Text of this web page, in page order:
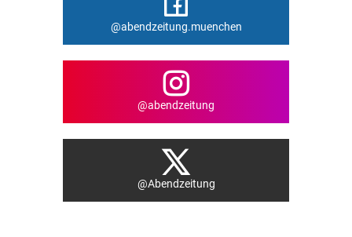
@abendzeitung.muenchen
@abendzeitung
@Abendzeitung